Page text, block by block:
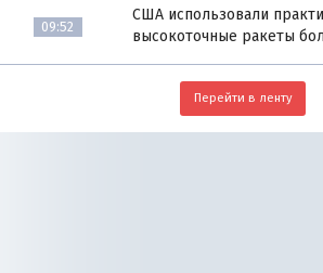
09:52
США использовали
высокоточные ракеты
Перейти в ленту